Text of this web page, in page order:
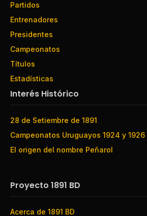
Partidos
Entrenadores
Presidentes
Campeonatos
Títulos
Estadísticas
Interés Histórico
28 de Setiembre de 1891
Campeonatos Uruguayos 1924 y 1926
El origen del nombre Peñarol
Proyecto 1891 BD
Acerca de 1891 BD